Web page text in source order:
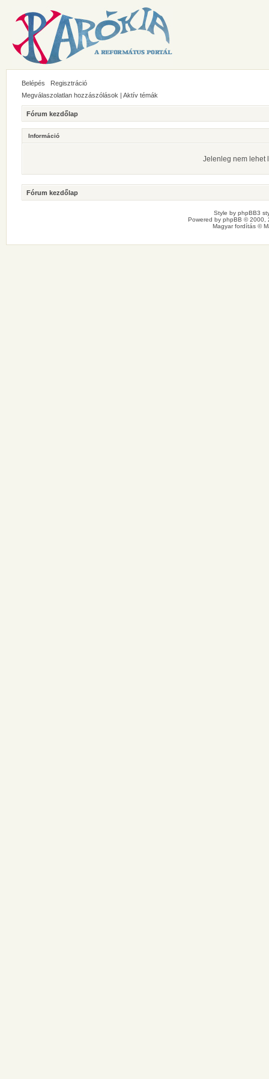
Belépés
Regisztráció
Megválaszolatlan hozzászólások | Aktív témák
Fórum kezdőlap
Információ
Jelenleg nem lehet
Fórum kezdőlap
Style by phpBB3
Powered by phpBB © 2000,
Magyar fordítás ©